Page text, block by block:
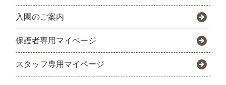
入園のご案内
保護者専用マイページ
スタッフ専用マイページ